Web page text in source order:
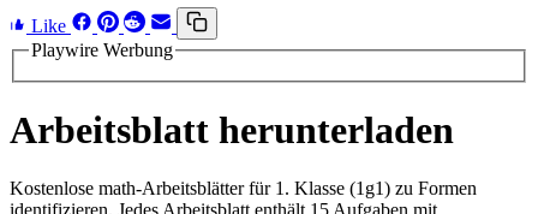
Like
Playwire Werbung
Arbeitsblatt herunterladen
Kostenlose math-Arbeitsblätter für 1. Klasse (1g1) zu Formen